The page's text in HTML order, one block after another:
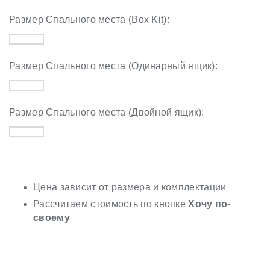
Размер Спального места (Box Kit):
Размер Спального места (Одинарный ящик):
Размер Спального места (Двойной ящик):
Цена зависит от размера и комплектации
Рассчитаем стоимость по кнопкеХочу по-
своему